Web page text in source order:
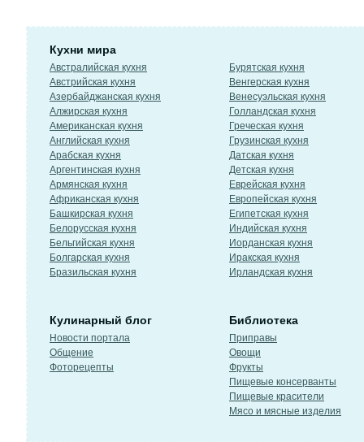
Кухни мира
Австралийская кухня
Австрийская кухня
Азербайджанская кухня
Алжирская кухня
Американская кухня
Английская кухня
Арабская кухня
Аргентинская кухня
Армянская кухня
Африканская кухня
Башкирская кухня
Белорусская кухня
Бельгийская кухня
Болгарская кухня
Бразильская кухня
Бурятская кухня
Венгерская кухня
Венесуэльская кухня
Голландская кухня
Греческая кухня
Грузинская кухня
Датская кухня
Детская кухня
Еврейская кухня
Европейская кухня
Египетская кухня
Индийская кухня
Иорданская кухня
Иракская кухня
Ирландская кухня
Кулинарный блог
Новости портала
Общение
Фоторецепты
Библиотека
Приправы
Овощи
Фрукты
Пищевые консерванты
Пищевые красители
Мясо и мясные изделия